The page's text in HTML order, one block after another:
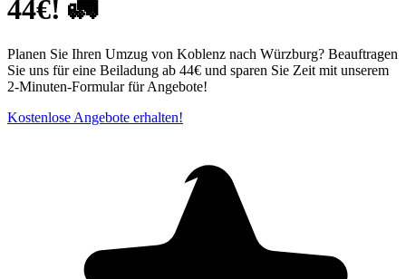
44€! 🚛
Planen Sie Ihren Umzug von Koblenz nach Würzburg? Beauftragen
Sie uns für eine Beiladung ab 44€ und sparen Sie Zeit mit unserem
2-Minuten-Formular für Angebote!
Kostenlose Angebote erhalten!